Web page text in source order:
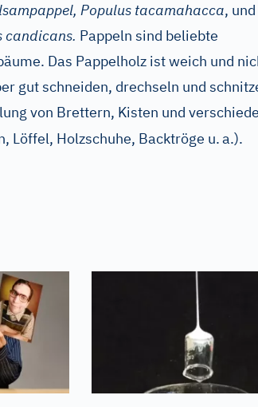
Populus tacamahacca,
candicans. Pappeln sind beliebte
Das Pappelholz ist weich und
gut schneiden, drechseln und
von Brettern, Kisten und
Löffel, Holzschuhe, Backtröge u.a.).